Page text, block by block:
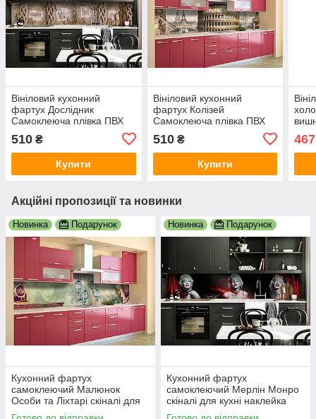
Вініловий кухонний
фартух Дослідник
Самоклеюча плівка ПВХ
600х2000 мм
510 ₴
Купити
Вініловий кухонний
фартух Колізей
Самоклеюча плівка ПВХ
Рим Бежевий 600х2000
мм
510₴
Купити
Акційні пропозиції та новинки
Новинка Подарунок
Кухонний фартух
самоклеючий Малюнок
Особи та Ліхтарі скіналі для
кухні наклейка ПВХ люди
Новинка Подарунок
Кухонний фартух
самоклеючий Мерлін Монро
скіналі для кухні наклейка
ПВХ дівчина люди чорний